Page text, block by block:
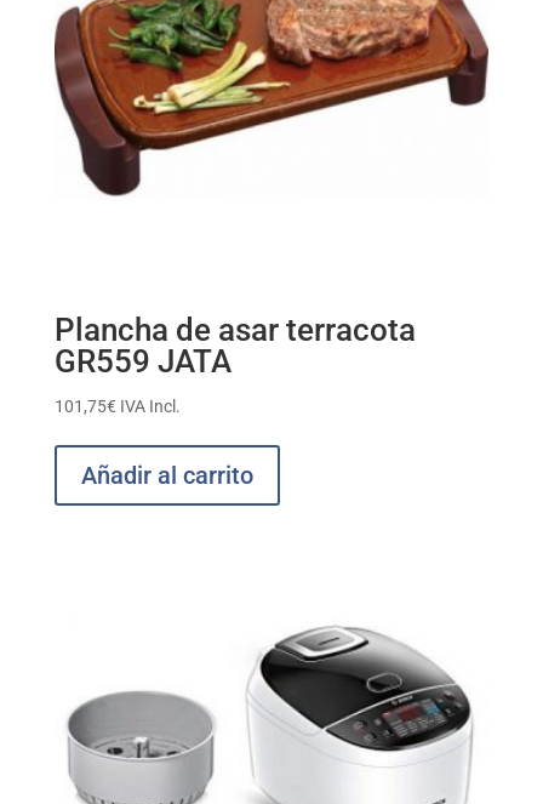
Plancha de asar terracota
GR559 JATA
101,75€ IVA Incl.
Añadir al carrito